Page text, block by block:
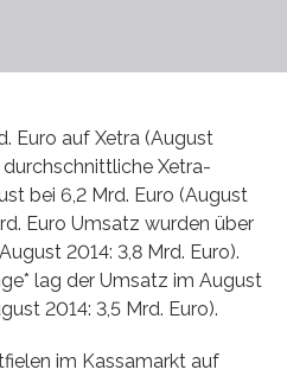
Euro auf Xetra (August
durchschnittliche Xetra-
bei 6,2 Mrd. Euro (August
Euro Umsatz wurden über
2014: 3,8 Mrd. Euro).
lag der Umsatz im August
2014: 3,5 Mrd. Euro).
im Kassamarkt auf